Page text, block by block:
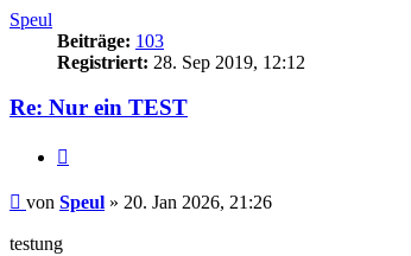
Speul
Beiträge: 103
Registriert: 28. Sep 2019, 12:12
Re: Nur ein TEST
Beitrag
von Speul » 20. Jan 2026, 21:26
testung